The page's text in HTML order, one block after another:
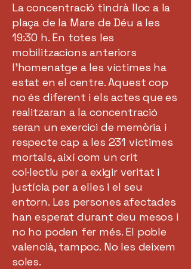
La concentració tindrà lloc a la
plaça de la Mare de Déu a les
19:30 h. En totes les
mobilitzacions anteriors
l’homenatge a les víctimes ha
estat en el centre. Aquest cop
no és diferent i els actes que es
realitzaran a la concentració
seran un exercici de memòria i
respecte cap a les 231 víctimes
mortals, així com un crit
col·lectiu per a exigir veritat i
justícia per a elles i el seu
entorn. Les persones afectades
han esperat durant deu mesos i
no ho poden fer més. El poble
valencià, tampoc. No les deixem
soles.